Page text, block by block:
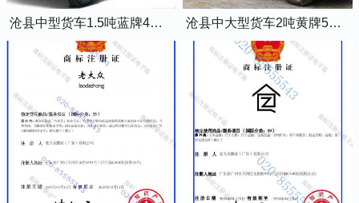
沧县中型货车1.5吨蓝牌4米2厢式货车 沧县中大型货车2吨黄牌5米2厢式货车